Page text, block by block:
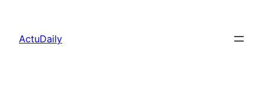
contenu
ActuDaily